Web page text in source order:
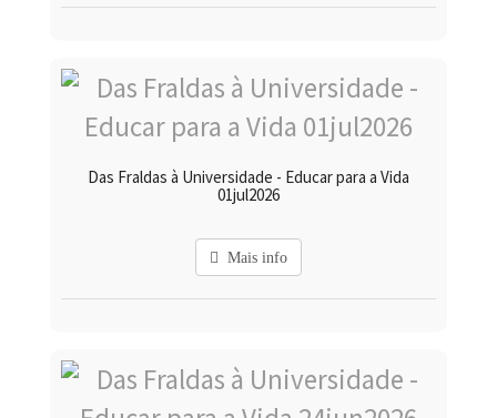
Das Fraldas à Universidade - Educar para a Vida
01jul2026
Mais info